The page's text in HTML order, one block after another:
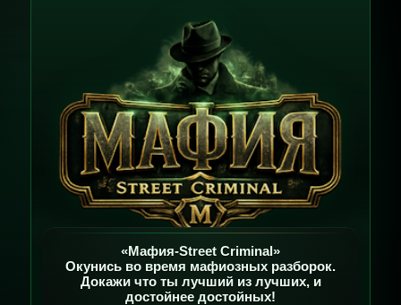
«Мафия-Street Criminal»
Окунись во время мафиозных разборок.
Докажи что ты лучший из лучших, и
достойнее достойных!